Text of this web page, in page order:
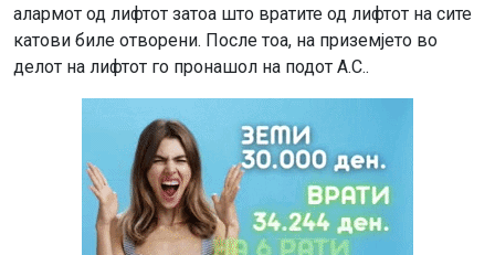
алармот од лифтот затоа што вратите од лифтот на сите
катови биле отворени. После тоа, на приземјето во
делот на лифтот го пронашол на подот А.С..